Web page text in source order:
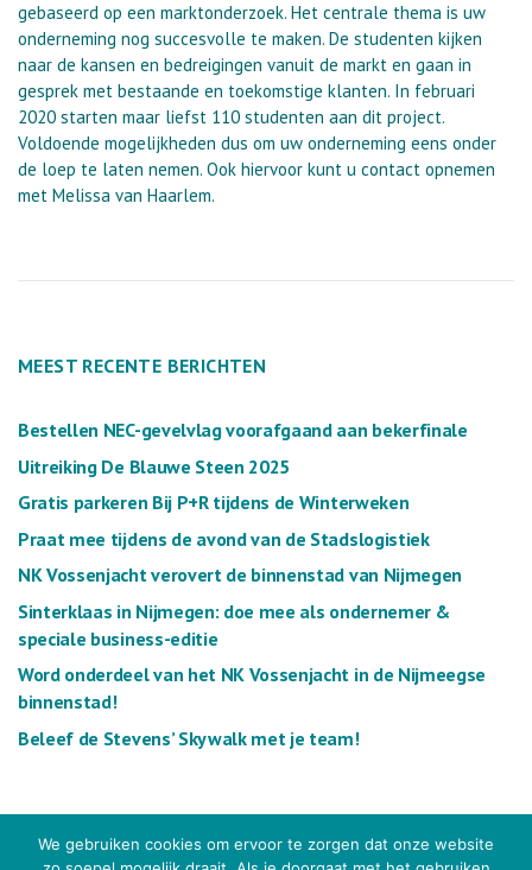
gebaseerd op een marktonderzoek. Het centrale thema is uw
onderneming nog succesvolle te maken. De studenten kijken
naar de kansen en bedreigingen vanuit de markt en gaan in
gesprek met bestaande en toekomstige klanten. In februari
2020 starten maar liefst 110 studenten aan dit project.
Voldoende mogelijkheden dus om uw onderneming eens onder
de loep te laten nemen. Ook hiervoor kunt u contact opnemen
met Melissa van Haarlem.
MEEST RECENTE BERICHTEN
Bestellen NEC-gevelvlag voorafgaand aan bekerfinale
Uitreiking De Blauwe Steen 2025
Gratis parkeren Bij P+R tijdens de Winterweken
Praat mee tijdens de avond van de Stadslogistiek
NK Vossenjacht verovert de binnenstad van Nijmegen
Sinterklaas in Nijmegen: doe mee als ondernemer &
speciale business-editie
Word onderdeel van het NK Vossenjacht in de Nijmeegse
binnenstad!
Beleef de Stevens’ Skywalk met je team!
We gebruiken cookies om ervoor te zorgen dat onze website